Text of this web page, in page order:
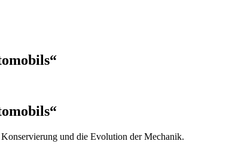
und die Evolution der Mechanik.